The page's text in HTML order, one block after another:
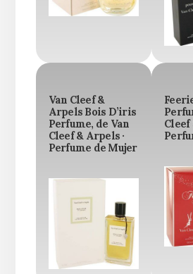
Van Cleef &
Arpels Bois D’iris
Perfume, de Van
Cleef & Arpels ·
Perfume de Mujer
Cleef